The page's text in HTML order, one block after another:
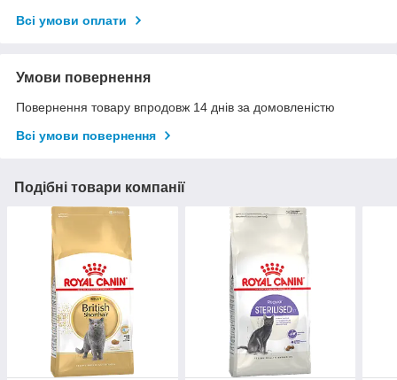
Всі умови оплати
Умови повернення
Повернення товару впродовж 14 днів за домовленістю
Всі умови повернення
Подібні товари компанії